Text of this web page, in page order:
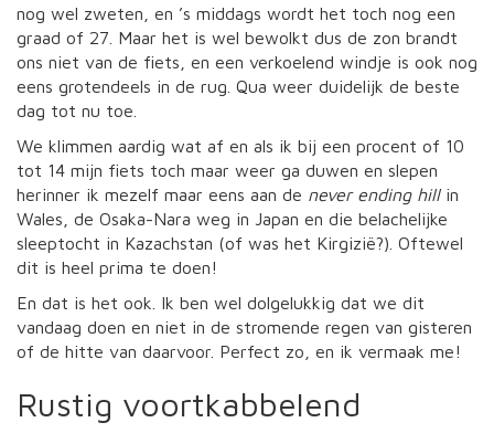
nog wel zweten, en ’s middags wordt het toch nog een
graad of 27. Maar het is wel bewolkt dus de zon brandt
ons niet van de fiets, en een verkoelend windje is ook nog
eens grotendeels in de rug. Qua weer duidelijk de beste
dag tot nu toe.
We klimmen aardig wat af en als ik bij een procent of 10
tot 14 mijn fiets toch maar weer ga duwen en slepen
herinner ik mezelf maar eens aan de never ending hillin
Wales, de Osaka-Nara weg in Japan en die belachelijke
sleeptocht in Kazachstan (of was het Kirgizië?). Oftewel
dit is heel prima te doen!
En dat is het ook. Ik ben wel dolgelukkig dat we dit
vandaag doen en niet in de stromende regen van gisteren
of de hitte van daarvoor. Perfect zo, en ik vermaak me!
Rustig voortkabbelend